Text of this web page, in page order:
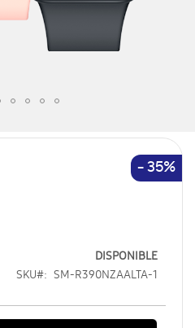
- 35%
DISPONIBLE
SKU
SM-R390NZAALTA-1